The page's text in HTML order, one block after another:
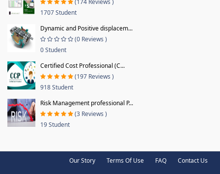
1707 Student
Dynamic and Positive displacem...
(0 Reviews )
0 Student
Certified Cost Professional (C...
(197 Reviews )
918 Student
Risk Management professional P...
(3 Reviews )
19 Student
Our Story Terms Of Use FAQ Contact Us